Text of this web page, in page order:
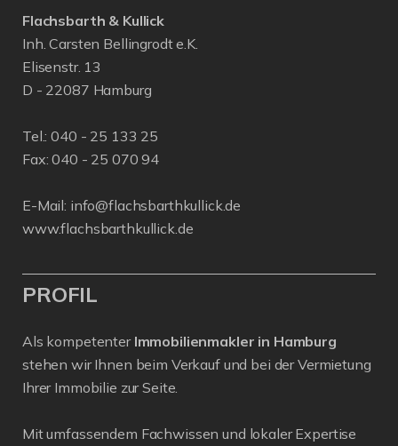
Flachsbarth & Kullick
Inh. Carsten Bellingrodt e.K.
Elisenstr. 13
D - 22087 Hamburg
Tel.:040 - 25 133 25
Fax: 040 - 25 070 94
E-Mail: info@flachsbarthkullick.de
www.flachsbarthkullick.de
PROFIL
Als kompetenter Immobilienmakler in Hamburg
stehen wir Ihnen beim Verkauf und bei der Vermietung
Ihrer Immobilie zur Seite.
Mit umfassendem Fachwissen und lokaler Expertise